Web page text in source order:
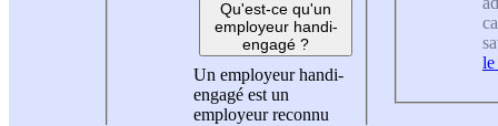
Qu'est-ce qu'un
employeur handi-
engagé ?
Un employeur handi-
engagé est un
employeur reconnu
le